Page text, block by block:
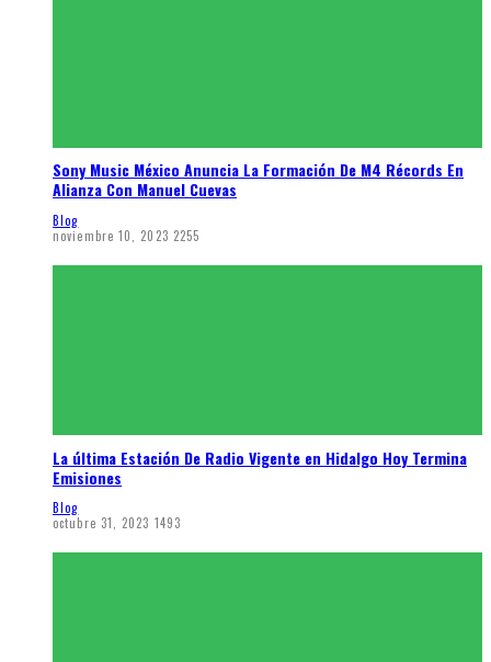
Sony Music México Anuncia La Formación De M4 Récords En
Alianza Con Manuel Cuevas
Blog
noviembre 10, 2023 2255
La última Estación De Radio Vigente en Hidalgo Hoy Termina
Emisiones
Blog
octubre 31, 2023 1493